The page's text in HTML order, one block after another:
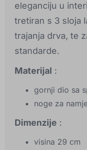
eleganciju u
tretiran s 3 sloja
trajanja drva, te
standarde.
Materijal :
gornji dio sa
noge za
Dimenzije :
visina 29 cm